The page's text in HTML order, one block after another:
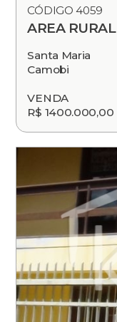
CÓDIGO 4059
AREA RURAL
Santa Maria
Camobi
VENDA
R$ 1400.000,00